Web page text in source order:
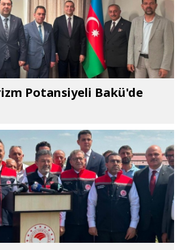
Potansiyeli Bakü'de